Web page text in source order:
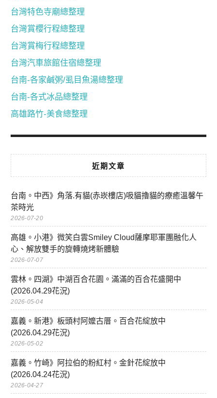
台灣特色寺廟總整理
台灣賞櫻行程總整理
台灣賞梅行程總整理
台灣汽車旅館住宿總整理
台南-各家鹹粥/虱目魚湯總整理
台南-各式冰品總整理
高雄路竹-美食總整理
近期文章
台南。中西》角落.有貓(赤崁樓店)吸貓擼貓的療癒溫馨午
茶時光
2026-07-20
高雄。小港》微笑白雲Smiley Cloud薩摩耶軍團融化人
心、解放雙手的旋轉燒烤新體驗
2026-07-07
雲林。四湖》中湖百合花園。滿滿的百合花盛開中
(2026.04.29花況)
2026-05-04
嘉義。新港》板頭村阿嬤古厝。百合花綻放中
(2026.04.29花況)
2026-05-02
嘉義。竹崎》阿拉伯的粉紅村。金針花綻放中
(2026.04.24花況)
2026-04-27